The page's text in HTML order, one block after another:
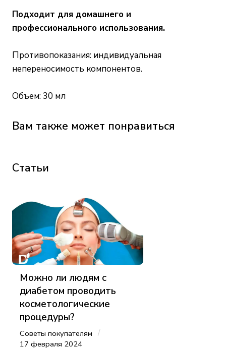
Подходит для домашнего и
профессионального использования.
Противопоказания: индивидуальная
непереносимость компонентов.
Объем: 30 мл
Вам также может понравиться
Статьи
Можно ли людям с
диабетом проводить
косметологические
процедуры?
Советы покупателям /
17 февраля 2024